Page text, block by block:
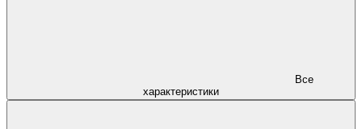
характеристики